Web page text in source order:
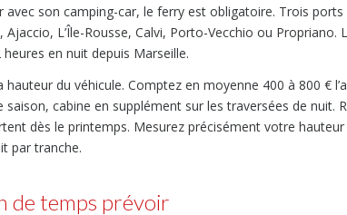
son camping-car, le ferry est obligatoire. Trois ports
L’Île-Rousse, Calvi, Porto-Vecchio ou Propriano.
en nuit depuis Marseille.
du véhicule. Comptez en moyenne 400 à 800 €
saison, cabine en supplément sur les traversées de
dès le printemps. Mesurez précisément votre
par tranche.
de temps prévoir